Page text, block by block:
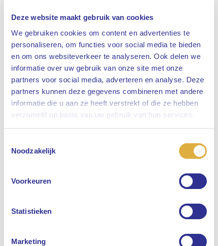
Deze website maakt gebruik van cookies
We gebruiken cookies om content en advertenties te
personaliseren, om functies voor social media te bieden
en om ons websiteverkeer te analyseren. Ook delen we
informatie over uw gebruik van onze site met onze
partners voor social media, adverteren en analyse. Deze
partners kunnen deze gegevens combineren met andere
informatie die u aan ze heeft verstrekt of die ze hebben
verzameld op basis van uw gebruik van hun services.
Noodzakelijk
Voorkeuren
Statistieken
Marketing
Sluiten